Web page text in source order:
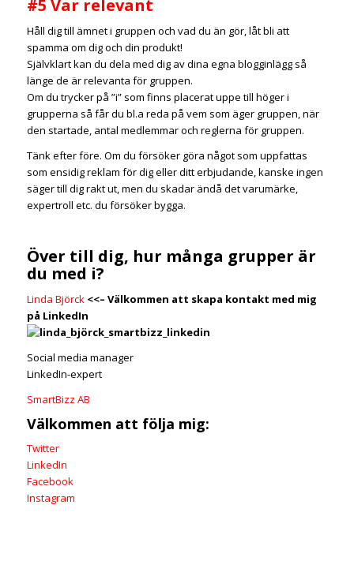
#5 Var relevant
Håll dig till ämnet i gruppen och vad du än gör, låt bli att
spamma om dig och din produkt!
Självklart kan du dela med dig av dina egna blogginlägg så
länge de är relevanta för gruppen.
Om du trycker på ”i” som finns placerat uppe till höger i
grupperna så får du bl.a reda på vem som äger gruppen, när
den startade, antal medlemmar och reglerna för gruppen.
Tänk efter före. Om du försöker göra något som uppfattas
som ensidig reklam för dig eller ditt erbjudande, kanske ingen
säger till dig rakt ut, men du skadar ändå det varumärke,
expertroll etc. du försöker bygga.
Över till dig, hur många grupper är
du med i?
Linda Björck <<– Välkommen att skapa kontakt med mig
på LinkedIn
Social media manager
LinkedIn-expert
SmartBizz AB
Välkommen att följa mig:
Twitter
LinkedIn
Facebook
Instagram